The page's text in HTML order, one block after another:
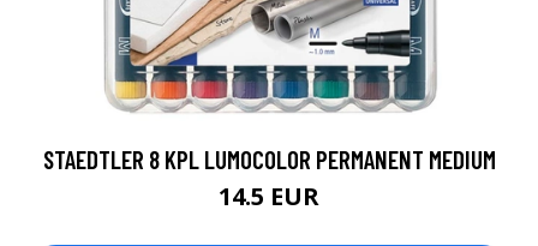
STAEDTLER 8 KPL LUMOCOLOR PERMANENT MEDIUM
14.5 EUR